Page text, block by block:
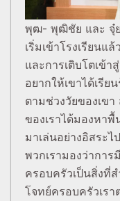
พุฒ- พุฒิชัย และ จุ๋ย
เริ่มเข้าโรงเรียนแ
และการเติบโตเข้า
อยากให้เขาได้เรี
ตามช่วงวัยของเข
ของเราได้มองหาพื้
มาเล่นอย่างอิสระ
พวกเรามองว่ากา
ครอบครัวเป็นสิ่งที่
โจทย์ครอบครัวเรา